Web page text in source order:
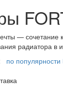
— сочетание
радиатора
по популярности